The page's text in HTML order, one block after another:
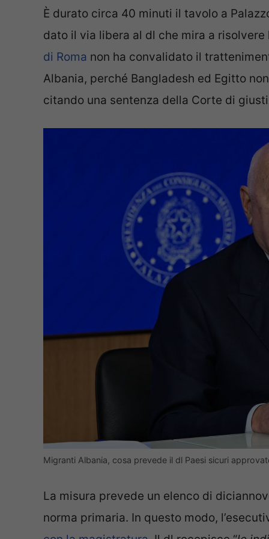
È durato circa 40 minuti il tavolo a
dato il via libera al dl che mira a
di Roma non ha convalidato il
Albania, perché Bangladesh ed Egitto
citando una sentenza della Corte di
Migranti Albania, cosa prevede il dl Paesi sicuri
La misura prevede un elenco di
norma primaria. In questo modo,